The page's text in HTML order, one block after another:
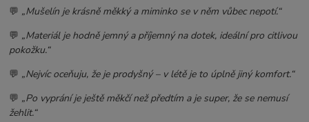
💬 „Mušelín je krásně měkký a miminko se v něm vůbec nepotí.“
💬 „Materiál je hodně jemný a příjemný na dotek, ideální pro citlivou
pokožku.“
💬 „Nejvíc oceňuju, že je prodyšný – v létě je to úplně jiný komfort.“
💬 „Po vyprání je ještě měkčí než předtím a je super, že se nemusí
žehlit.“